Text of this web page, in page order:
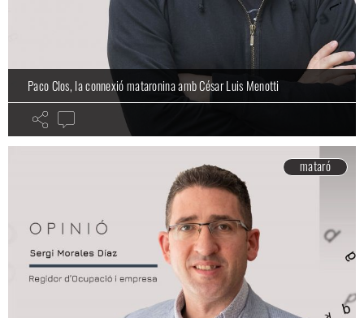
Paco Clos, la connexió mataronina amb César Luis Menotti
mataró